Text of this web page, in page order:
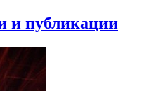
и публикации